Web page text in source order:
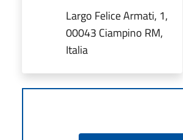
Largo Felice Armati, 1,
00043 Ciampino RM,
Italia